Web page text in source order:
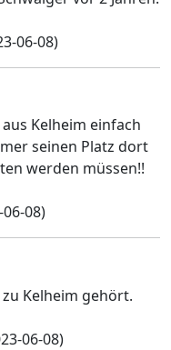
06-08)
Kelheim einfach
seinen Platz dort
werden müssen!!
08)
Kelheim gehört.
06-08)